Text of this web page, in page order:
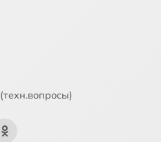
(техн.вопросы)